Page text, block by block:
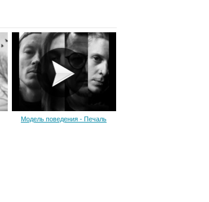
Модель поведения - Печаль